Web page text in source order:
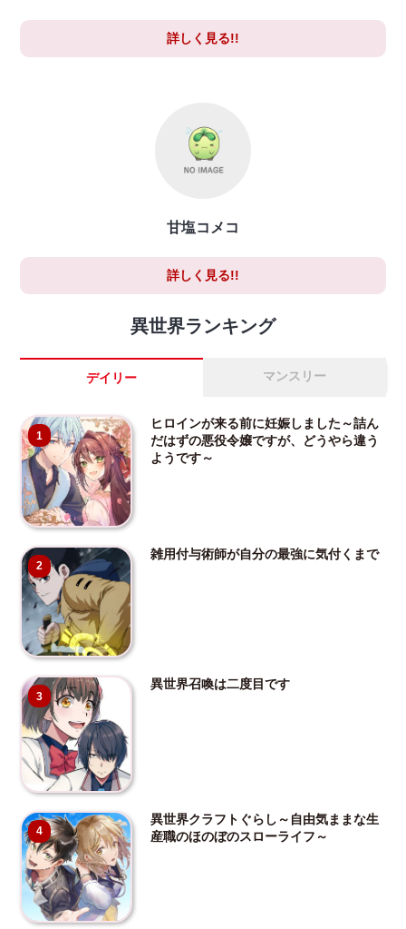
詳しく見る!!
甘塩コメコ
詳しく見る!!
異世界ランキング
デイリー マンスリー
1
ヒロインが来る前に妊娠しました～詰ん
だはずの悪役令嬢ですが、どうやら違う
ようです～
2
雑用付与術師が自分の最強に気付くまで
3
異世界召喚は二度目です
4
異世界クラフトぐらし～自由気ままな生
産職のほのぼのスローライフ～